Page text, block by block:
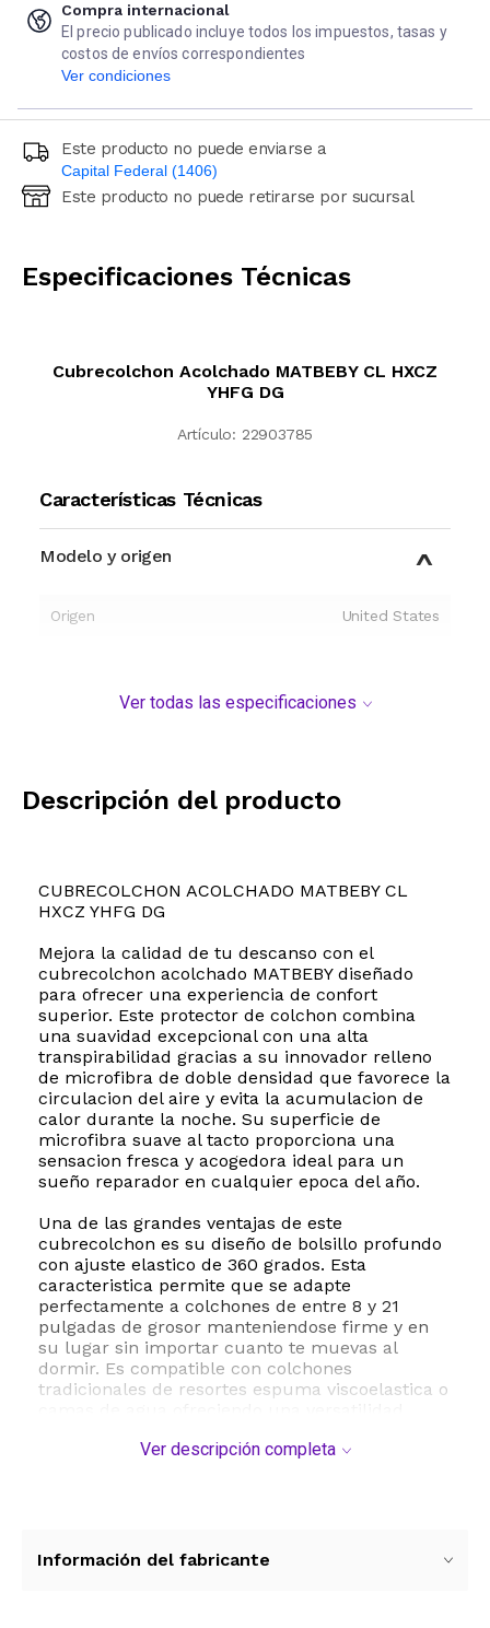
Compra internacional
El precio publicado incluye todos los impuestos, tasas y
costos de envíos correspondientes
Ver condiciones
Este producto no puede enviarse a
Capital Federal (1406)
Ingresá código postal (sólo números)
Este producto no puede retirarse por sucursal
Especificaciones Técnicas
Cubrecolchon Acolchado MATBEBY CL HXCZ
YHFG DG
Artículo: 22903785
Características Técnicas
Modelo y origen
Origen United States
Ver todas las especificaciones
Descripción del producto
CUBRECOLCHON ACOLCHADO MATBEBY CL
HXCZ YHFG DG
Mejora la calidad de tu descanso con el
cubrecolchon acolchado MATBEBY diseñado
para ofrecer una experiencia de confort
superior. Este protector de colchon combina
una suavidad excepcional con una alta
transpirabilidad gracias a su innovador relleno
de microfibra de doble densidad que favorece la
circulacion del aire y evita la acumulacion de
calor durante la noche. Su superficie de
microfibra suave al tacto proporciona una
sensacion fresca y acogedora ideal para un
sueño reparador en cualquier epoca del año.
Una de las grandes ventajas de este
cubrecolchon es su diseño de bolsillo profundo
con ajuste elastico de 360 grados. Esta
caracteristica permite que se adapte
perfectamente a colchones de entre 8 y 21
pulgadas de grosor manteniendose firme y en
su lugar sin importar cuanto te muevas al
dormir. Es compatible con colchones
tradicionales de resortes espuma viscoelastica o
puede secar a baja temperatura manteniendo
Ver descripción completa
Información del fabricante